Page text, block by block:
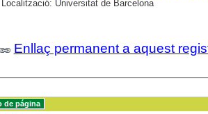
Localització: Universitat de Barcelona
Enllaç permanent a aquest